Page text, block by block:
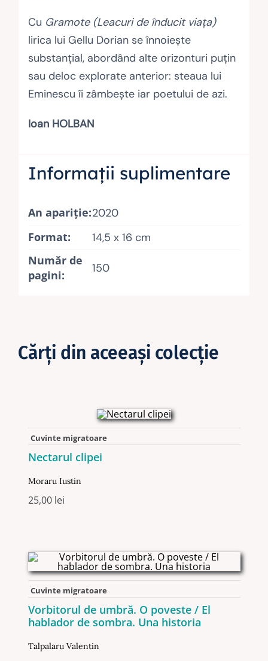
Cu Gramote (Leacuri de înducit viața)
lirica lui Gellu Dorian se înnoiește
substanțial, abordând alte orizonturi puțin
sau deloc explorate anterior: steaua lui
Eminescu îi zâmbește iar poetului de azi.
Ioan HOLBAN
Informații suplimentare
An apariţie:2020
Format:
14,5 x 16 cm
Număr de
pagini:
150
Cărţi din aceeaşi colecţie
Cuvinte migratoare
Nectarul clipei
Moraru Iustin
25,00 lei
Cuvinte migratoare
Vorbitorul de umbră. O poveste / El
hablador de sombra. Una historia
Talpalaru Valentin